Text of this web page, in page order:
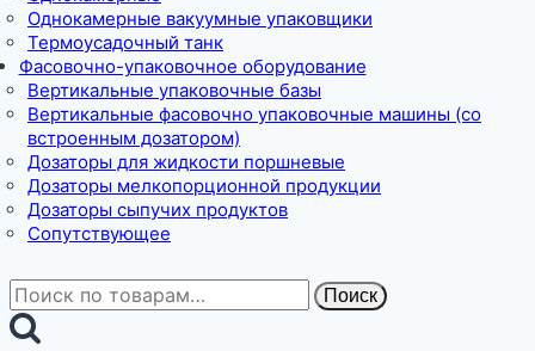
Однокамерные вакуумные упаковщики
Термоусадочный танк
Фасовочно-упаковочное оборудование
Вертикальные упаковочные базы
Вертикальные фасовочно упаковочные машины (со
встроенным дозатором)
Дозаторы для жидкости поршневые
Дозаторы мелкопорционной продукции
Дозаторы сыпучих продуктов
Сопутствующее
Искать: Поиск